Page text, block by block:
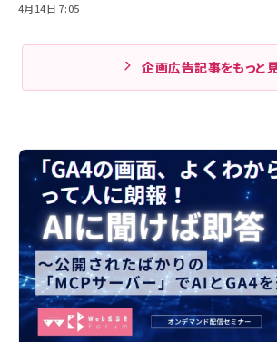
4月14日 7:05
企画広告記事をもっと